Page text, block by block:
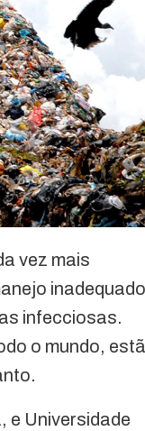
vez mais
inadequado
infecciosas.
o mundo,
e Universidade